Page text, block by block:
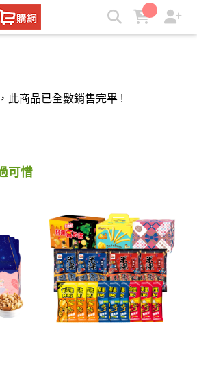
Online Store | ★聯華食品e購網★
此商品已全數銷售完畢 !
可惜